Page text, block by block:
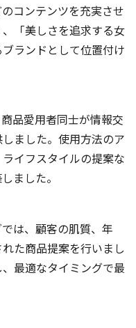
コンテンツを充実させ
「美しさを追求する女
ランドとして位置付け
品愛用者同士が情報交
ました。使用方法のア
イフスタイルの提案な
ました。
は、顧客の肌質、年
た商品提案を行いまし
最適なタイミングで最